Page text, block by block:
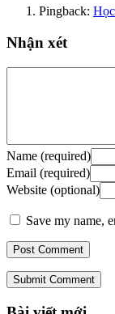
Pingback:
Nhận xét
Name (required)
Email (required)
Website (optional)
Save my name,
Submit Comment